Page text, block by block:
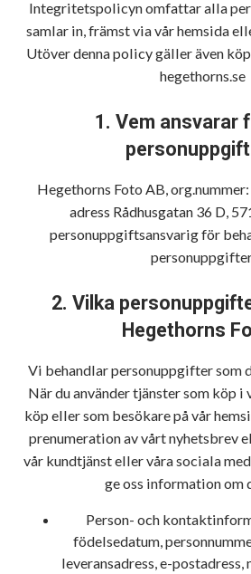
Integritetspolicyn omfattar alla
samlar in, främst via vår hemsida
Utöver denna policy gäller även
hegethorns.se
1. Vem ansvarar
Hegethorns Foto AB,
adress Rådhusgatan 36 D,
personuppgiftsansvarig för
2. Vilka
Hegethorns
Vi behandlar personuppgifter som
När du använder tjänster som köp
köp eller som besökare på vår
prenumeration av vårt nyhetsbrev
vår kundtjänst eller våra sociala
ge oss information om
Person- och
födelsedatum,
leveransadress, e-